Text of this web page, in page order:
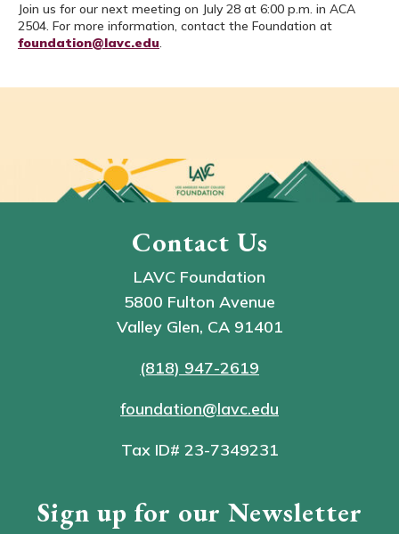
Join us for our next meeting on July 28 at 6:00 p.m. in ACA
2504. For more information, contact the Foundation at
foundation@lavc.edu.
Contact Us
LAVC Foundation
5800 Fulton Avenue
Valley Glen, CA 91401
(818) 947-2619
foundation@lavc.edu
Tax ID# 23-7349231
Sign up for our Newsletter